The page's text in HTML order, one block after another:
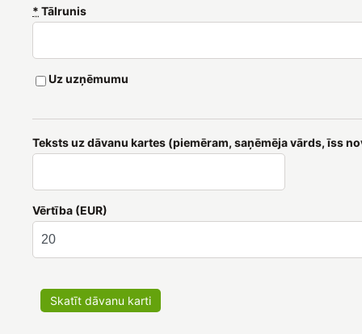
* Tālrunis
Uz uzņēmumu
Teksts uz dāvanu kartes (piemēram, saņēmēja vārds, īss
Vērtība (EUR)
Skatīt dāvanu karti